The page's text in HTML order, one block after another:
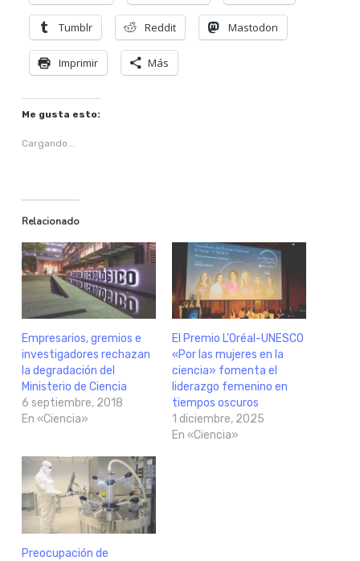
Tumblr Reddit Mastodon
Imprimir Más
Me gusta esto:
Cargando...
Relacionado
Empresarios, gremios e
investigadores rechazan
la degradación del
Ministerio de Ciencia
6 septiembre, 2018
En «Ciencia»
El Premio L’Oréal-UNESCO
«Por las mujeres en la
ciencia» fomenta el
liderazgo femenino en
tiempos oscuros
1 diciembre, 2025
En «Ciencia»
Preocupación de